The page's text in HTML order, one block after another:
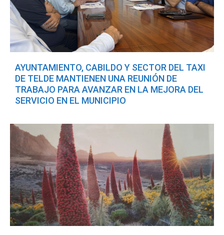
AYUNTAMIENTO, CABILDO Y SECTOR DEL TAXI
DE TELDE MANTIENEN UNA REUNIÓN DE
TRABAJO PARA AVANZAR EN LA MEJORA DEL
SERVICIO EN EL MUNICIPIO